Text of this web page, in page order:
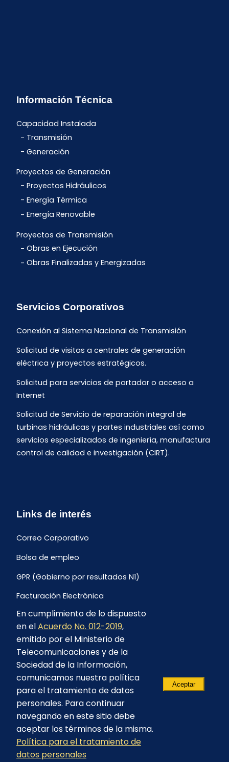
Información Técnica
Capacidad Instalada
Transmisión
Generación
Proyectos de Generación
Proyectos Hidráulicos
Energía Térmica
Energía Renovable
Proyectos de Transmisión
Obras en Ejecución
Obras Finalizadas y Energizadas
Servicios Corporativos
Conexión al Sistema Nacional de Transmisión
Solicitud de visitas a centrales de generación
eléctrica y proyectos estratégicos.
Solicitud para servicios de portador o acceso a
Internet
Solicitud de Servicio de reparación integral de
turbinas hidráulicas y partes industriales así como
servicios especializados de ingeniería, manufactura
control de calidad e investigación (CIRT).
Links de interés
Correo Corporativo
Bolsa de empleo
GPR (Gobierno por resultados N1)
Facturación Electrónica
Archivo Histórico de Facturación
Portal Ambiental y Social
Proyecto Geotérmico Chachimbiro
Contratación consultoría mediante “Lista Corta”
Reglamento de Procesos Asociativos
© 2023 - CELEC EP - Todos los derechos
reservados
En cumplimiento de lo dispuesto
en elAcuerdo No. 012-2019,
emitido por el Ministerio de
Telecomunicaciones y de la
Sociedad de la Información,
comunicamos nuestra política
para el tratamiento de datos
personales. Para continuar
navegando en este sitio debe
aceptar los términos de la misma.
Política para el tratamiento de
datos personales
Aceptar